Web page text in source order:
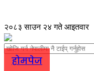
२०८३ साउन २४ गते आइतवार
होमपेज